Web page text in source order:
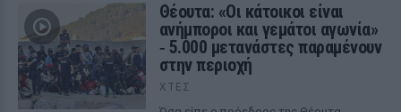
Θέουτα: «Οι κάτοικοι είναι
ανήμποροι και γεμάτοι αγωνία»
‑ 5.000 μετανάστες παραμένουν
στην περιοχή
ΧΤΕΣ